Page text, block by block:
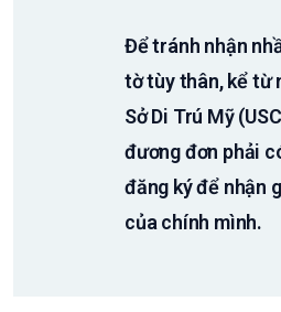
Để tránh nhận
tờ tùy thân, kể từ
Sở Di Trú Mỹ
đương đơn phải
đăng ký để nhận
của chính mình.